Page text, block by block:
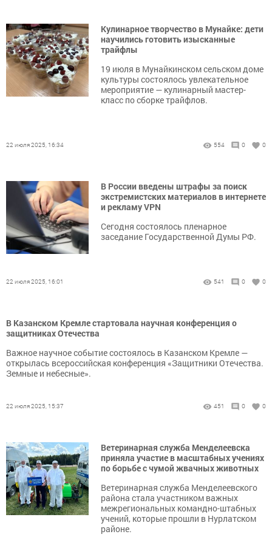
Кулинарное творчество в Мунайке: дети
научились готовить изысканные
трайфлы
19 июля в Мунайкинском сельском доме
культуры состоялось увлекательное
мероприятие — кулинарный мастер-
класс по сборке трайфлов.
22 июля 2025, 16:34 554 0 0
В России введены штрафы за поиск
экстремистских материалов в интернете
и рекламу VPN
Сегодня состоялось пленарное
заседание Государственной Думы РФ.
22 июля 2025, 16:01 541 0 0
В Казанском Кремле стартовала научная конференция о
защитниках Отечества
Важное научное событие состоялось в Казанском Кремле —
открылась всероссийская конференция «Защитники Отечества.
Земные и небесные».
22 июля 2025, 15:37 451 0 0
Ветеринарная служба Менделеевска
приняла участие в масштабных учениях
по борьбе с чумой жвачных животных
Ветеринарная служба Менделеевского
района стала участником важных
межрегиональных командно-штабных
учений, которые прошли в Нурлатском
районе.